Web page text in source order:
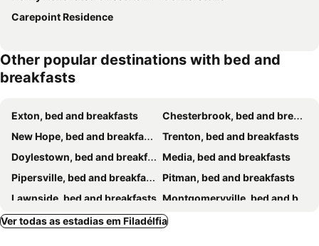
Carepoint Residence
Other popular destinations with bed and
breakfasts
Exton, bed and breakfasts
Chesterbrook, bed and breakfasts
New Hope, bed and breakfasts
Trenton, bed and breakfasts
Doylestown, bed and breakfasts
Media, bed and breakfasts
Pipersville, bed and breakfasts
Pitman, bed and breakfasts
Lawnside, bed and breakfasts Montgomeryville, bed and breakfasts
Malvern, bed and breakfasts
Jenkintown, bed and breakfasts
Ver todas as estadias em Filadélfia